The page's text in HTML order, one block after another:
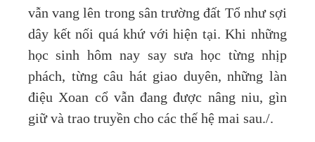
vẫn vang lên trong sân trường đất Tổ như sợi
dây kết nối quá khứ với hiện tại. Khi những
học sinh hôm nay say sưa học từng nhịp
phách, từng câu hát giao duyên, những làn
điệu Xoan cổ vẫn đang được nâng niu, gìn
giữ và trao truyền cho các thế hệ mai sau./.